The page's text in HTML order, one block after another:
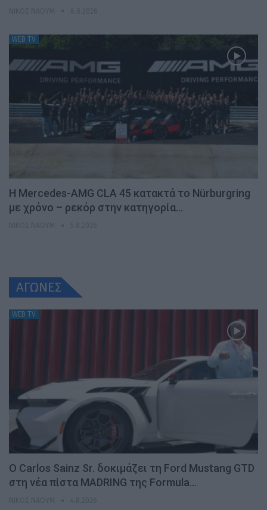
WEB TV
Η Mercedes-AMG CLA 45 κατακτά το Nürburgring
με χρόνο – ρεκόρ στην κατηγορία…
ΑΓΩΝΕΣ
WEB TV
Ο Carlos Sainz Sr. δοκιμάζει τη Ford Mustang GTD
στη νέα πίστα MADRING της Formula…